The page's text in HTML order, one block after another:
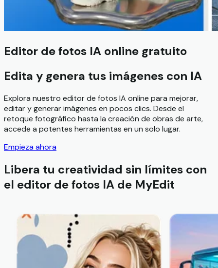
Editor de fotos IA online gratuito
Edita y genera tus imágenes con IA
Explora nuestro editor de fotos IA online para mejorar,
editar y generar imágenes en pocos clics. Desde el
retoque fotográfico hasta la creación de obras de arte,
accede a potentes herramientas en un solo lugar.
Empieza ahora
Libera tu creatividad sin límites con
el editor de fotos IA de MyEdit